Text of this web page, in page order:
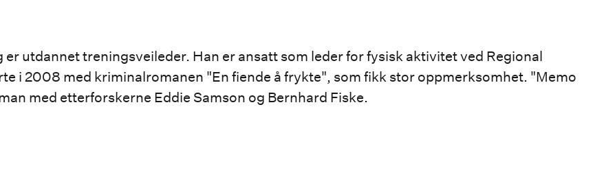
utdannet treningsveileder. Han er ansatt som leder for fysisk aktivitet ved Regional
i 2008 med kriminalromanen "En fiende å frykte", som fikk stor oppmerksomhet. "Memo
med etterforskerne Eddie Samson og Bernhard Fiske.